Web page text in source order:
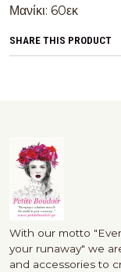
Μανίκι: 60εκ
SHARE THIS PRODUCT
With our motto
your runaway" we
and accessories to